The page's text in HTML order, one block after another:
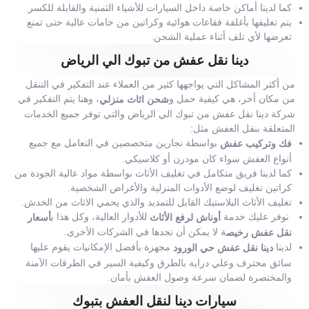
كما لدينا أماكن خاصة داخل السيارات للأشياء الثمنية والقابلة للكسر.
يتم تغليفها بأغلفة فقاعات هوائية وكراتين من خامات عالية حتى تمنع
تعرضها لأي تلف أثناء عملية الشحن.
دينا نقل عفش من تبوك الي الرياض
من أكثر المشاكل التي يواجهها كثير من العملاء عند التفكير في التنقل
من مكان أخر، هي كيفية حمل وشحن اثاث منزلي، وهنا يتم التفكير في
شركة دينا نقل عفش من تبوك الي الرياض والتي توفر جميع الخدمات
المتعلقة بنقل العفش مثل:
فك وتركيب عفش بواسطة نجارين متخصصين في التعامل مع جميع
أنواع العفش سواء كان مودرن أو كلاسيكي.
كما لدينا فريق متكامل في تغليف الأثاث بواسطة مواد عالية الجودة من
كراتين تغليف لوضع الأدوات المنزلية والأغراض الشخصية.
تغليف الأثاث البلاستيك القابل للتمديد والذي يحمي الاثاث من الخدش.
نوفر عليك خدمة أوناش لرفع الأثاث للأدوار العالية، وكل هذا بأسعار
نقل عفش رخيصة لا يمكن أن تجدها في الشركات الأخرى.
لدينا دينا نقل عفش حي الورود مجهزة بأفضل الإمكانيات يقوم عليها
سائق محترف وعلي دراية بالطرق وكيفية السير في الطرقات الآمنة
والمختصرة لضمان سرعة وصول العفش بأمان.
سيارات دينا لنقل العفش بتبوك